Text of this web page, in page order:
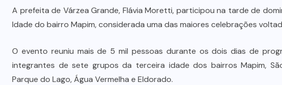
A prefeita de Várzea Grande, Flávia Moretti, participou na tarde de
Idade do bairro Mapim, considerada uma das maiores celebrações
O evento reuniu mais de 5 mil pessoas durante os dois dias de
integrantes de sete grupos da terceira idade dos bairros Mapim,
Parque do Lago, Água Vermelha e Eldorado.